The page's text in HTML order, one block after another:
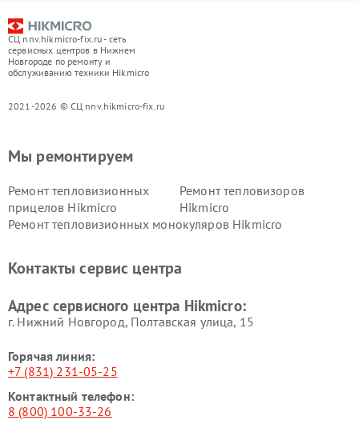
СЦ nnv.hikmicro-fix.ru - сеть
сервисных центров в Нижнем
Новгороде по ремонту и
обслуживанию техники Hikmicro
2021-2026 © СЦ nnv.hikmicro-fix.ru
Мы ремонтируем
Ремонт тепловизионных
прицелов Hikmicro
Ремонт тепловизоров
Hikmicro
Ремонт тепловизионных монокуляров Hikmicro
Контакты сервис центра
Адрес сервисного центра Hikmicro:
г. Нижний Новгород, Полтавская улица, 15
Горячая линия:
+7 (831) 231-05-25
Контактный телефон:
8 (800) 100-33-26